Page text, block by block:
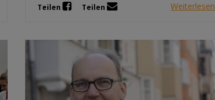
Teilen Teilen Weiterlesen